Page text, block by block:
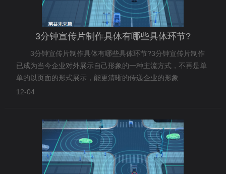
3分钟宣传片制作具体有哪些具体环节?
3分钟宣传片制作具体有哪些具体环节?3分钟宣传片制作
已成为当今企业对外展示自己形象的一种主流方式，不再是单
单的以页面的形式展示，能更清晰的传递企业的形象
12-04